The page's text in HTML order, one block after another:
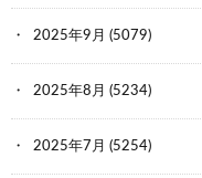
2025年9月 (5079)
2025年8月 (5234)
2025年7月 (5254)